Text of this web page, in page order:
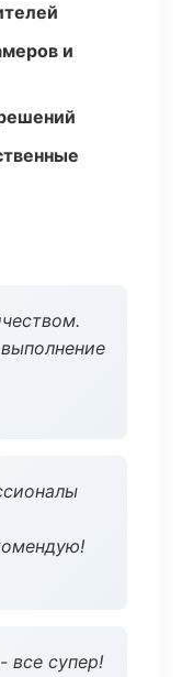
и
все супер!